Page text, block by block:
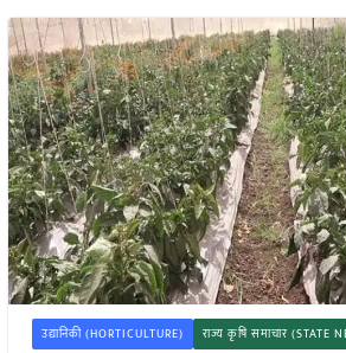
उद्यानिकी (HORTICULTURE) राज्य कृषि समाचार (STATE